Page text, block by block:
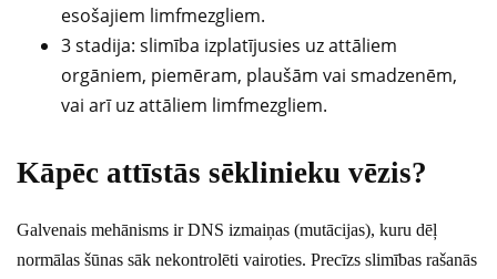
esošajiem limfmezgliem.
3 stadija: slimība izplatījusies uz attāliem
orgāniem, piemēram, plaušām vai smadzenēm,
vai arī uz attāliem limfmezgliem.
Kāpēc attīstās sēklinieku vēzis?
Galvenais mehānisms ir DNS izmaiņas (mutācijas), kuru dēļ
normālas šūnas sāk nekontrolēti vairoties. Precīzs slimības rašanās